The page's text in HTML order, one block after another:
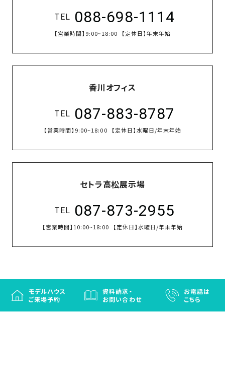
モデルハウス
ご来場予約
資料請求・
お問い合わせ
お電話は
こちら
TEL 088-698-1114
【営業時間】 9:00~18:00 【定休日】年末年始
香川オフィス
TEL 087-883-8787
【営業時間】 9:00~18:00 【定休日】水曜日/年末年始
セトラ高松展示場
TEL 087-873-2955
【営業時間】 10:00~18:00 【定休日】水曜日/年末年始